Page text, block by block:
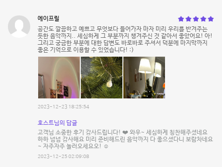
에이프릴
공간도 깔끔하고 예쁘고 무엇보다 들어가자 마자 미리 우리를 반겨주는
듯한 음악까지.. 세심하게 그 부분까지 챙겨주신 것 같아서 좋았어요! 아!
그리고 궁금한 부분에 대한 답변도 바로바로 주셔서 덕분에 마지막까지
좋은 기억으로 이용할 수 있었습니다! :)
2023-12-23 18:25:54
호스트님의 답글
고객님 소중한 후기 감사드립니다! ❤️ 와우~ 세심하게 칭찬해주셨네요
하하 넘넘 감사해요 미리 준비해드린 음악까지 다 좋으셨다니 보람차네요
~ 자주자주 놀러오세요오! ☺️
2023-12-25 02:09:08